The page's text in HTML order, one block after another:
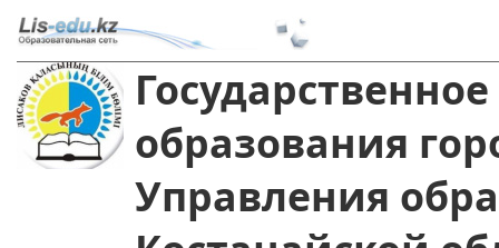
образования
Управления